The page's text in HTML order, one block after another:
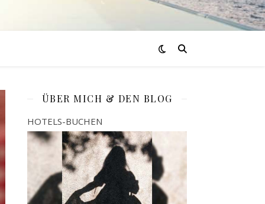
ÜBER MICH & DEN BLOG
HOTELS-BUCHEN